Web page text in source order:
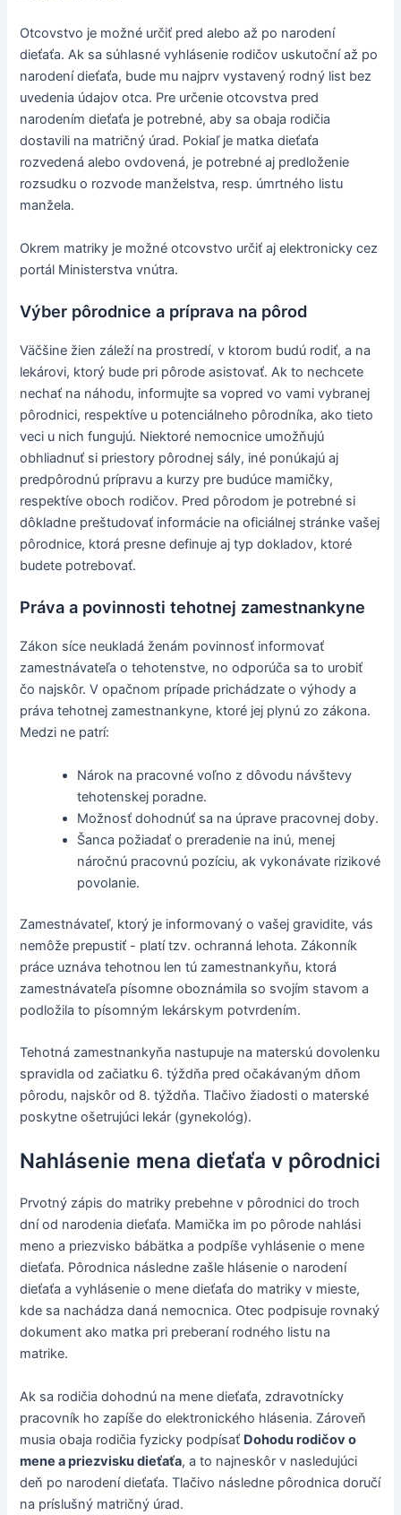
Otcovstvo je možné určiť pred alebo až po narodení
dieťaťa. Ak sa súhlasné vyhlásenie rodičov uskutoční až po
narodení dieťaťa, bude mu najprv vystavený rodný list bez
uvedenia údajov otca. Pre určenie otcovstva pred
narodením dieťaťa je potrebné, aby sa obaja rodičia
dostavili na matričný úrad. Pokiaľ je matka dieťaťa
rozvedená alebo ovdovená, je potrebné aj predloženie
rozsudku o rozvode manželstva, resp. úmrtného listu
manžela.
Okrem matriky je možné otcovstvo určiť aj elektronicky cez
portál Ministerstva vnútra.
Výber pôrodnice a príprava na pôrod
Väčšine žien záleží na prostredí, v ktorom budú rodiť, a na
lekárovi, ktorý bude pri pôrode asistovať. Ak to nechcete
nechať na náhodu, informujte sa vopred vo vami vybranej
pôrodnici, respektíve u potenciálneho pôrodníka, ako tieto
veci u nich fungujú. Niektoré nemocnice umožňujú
obhliadnuť si priestory pôrodnej sály, iné ponúkajú aj
predpôrodnú prípravu a kurzy pre budúce mamičky,
respektíve oboch rodičov. Pred pôrodom je potrebné si
dôkladne preštudovať informácie na oficiálnej stránke vašej
pôrodnice, ktorá presne definuje aj typ dokladov, ktoré
budete potrebovať.
Práva a povinnosti tehotnej zamestnankyne
Zákon síce neukladá ženám povinnosť informovať
zamestnávateľa o tehotenstve, no odporúča sa to urobiť
čo najskôr. V opačnom prípade prichádzate o výhody a
práva tehotnej zamestnankyne, ktoré jej plynú zo zákona.
Medzi ne patrí:
Nárok na pracovné voľno z dôvodu návštevy
tehotenskej poradne.
Možnosť dohodnúť sa na úprave pracovnej doby.
Šanca požiadať o preradenie na inú, menej
náročnú pracovnú pozíciu, ak vykonávate rizikové
povolanie.
Zamestnávateľ, ktorý je informovaný o vašej gravidite, vás
nemôže prepustiť - platí tzv. ochranná lehota. Zákonník
práce uznáva tehotnou len tú zamestnankyňu, ktorá
zamestnávateľa písomne oboznámila so svojím stavom a
podložila to písomným lekárskym potvrdením.
Tehotná zamestnankyňa nastupuje na materskú dovolenku
spravidla od začiatku 6. týždňa pred očakávaným dňom
pôrodu, najskôr od 8. týždňa. Tlačivo žiadosti o materské
poskytne ošetrujúci lekár (gynekológ).
Nahlásenie mena dieťaťa v pôrodnici
Prvotný zápis do matriky prebehne v pôrodnici do troch
dní od narodenia dieťaťa. Mamička im po pôrode nahlási
meno a priezvisko bábätka a podpíše vyhlásenie o mene
dieťaťa. Pôrodnica následne zašle hlásenie o narodení
dieťaťa a vyhlásenie o mene dieťaťa do matriky v mieste,
kde sa nachádza daná nemocnica. Otec podpisuje rovnaký
dokument ako matka pri preberaní rodného listu na
matrike.
Ak sa rodičia dohodnú na mene dieťaťa, zdravotnícky
pracovník ho zapíše do elektronického hlásenia. Zároveň
musia obaja rodičia fyzicky podpísať Dohodu rodičov o
mene a priezvisku dieťaťa, a to najneskôr v nasledujúci
deň po narodení dieťaťa. Tlačivo následne pôrodnica doručí
na príslušný matričný úrad.